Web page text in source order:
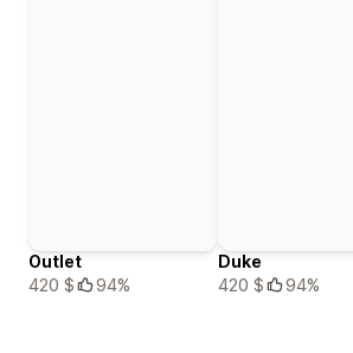
Outlet
420 $
94%
Duke
420 $
94%